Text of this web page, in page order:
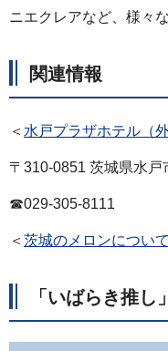
ニエクレアなど、様々
関連情報
＜ 水戸プラザホテル（
〒310-0851 茨城県水戸
☎029-305-8111
＜ 茨城のメロンについて
「いばらき推し